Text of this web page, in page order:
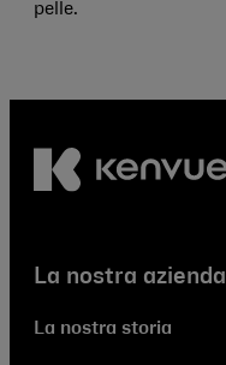
pelle.
La nostra azienda
La nostra storia